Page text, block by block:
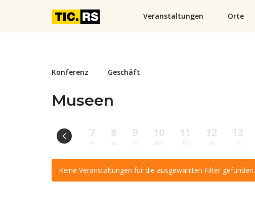
Veranstaltungen Orte
Konferenz Geschäft
Museen
7
Fr
8
Sa
9
So
10
Mo
11
Di
12
Mi
13
Do
Keine Veranstaltungen für die ausgewählten Filter gefunden.